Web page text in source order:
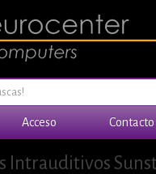
Acceso Contacto
Intrauditivos